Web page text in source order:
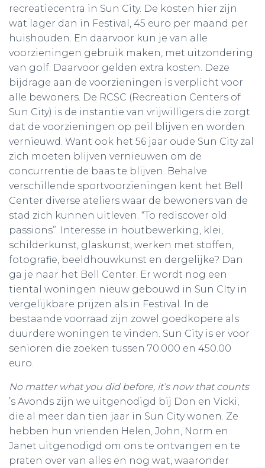
recreatiecentra in Sun City. De kosten hier zijn
wat lager dan in Festival, 45 euro per maand per
huishouden. En daarvoor kun je van alle
voorzieningen gebruik maken, met uitzondering
van golf. Daarvoor gelden extra kosten. Deze
bijdrage aan de voorzieningen is verplicht voor
alle bewoners. De RCSC (Recreation Centers of
Sun City) is de instantie van vrijwilligers die zorgt
dat de voorzieningen op peil blijven en worden
vernieuwd. Want ook het 56 jaar oude Sun City zal
zich moeten blijven vernieuwen om de
concurrentie de baas te blijven. Behalve
verschillende sportvoorzieningen kent het Bell
Center diverse ateliers waar de bewoners van de
stad zich kunnen uitleven. “To rediscover old
passions”. Interesse in houtbewerking, klei,
schilderkunst, glaskunst, werken met stoffen,
fotografie, beeldhouwkunst en dergelijke? Dan
ga je naar het Bell Center. Er wordt nog een
tiental woningen nieuw gebouwd in Sun CIty in
vergelijkbare prijzen als in Festival. In de
bestaande voorraad zijn zowel goedkopere als
duurdere woningen te vinden. Sun City is er voor
senioren die zoeken tussen 70.000 en 450.00
euro.
No matter what you did before, it’s now that counts
’s Avonds zijn we uitgenodigd bij Don en Vicki,
die al meer dan tien jaar in Sun City wonen. Ze
hebben hun vrienden Helen, John, Norm en
Janet uitgenodigd om ons te ontvangen en te
praten over van alles en nog wat, waaronder